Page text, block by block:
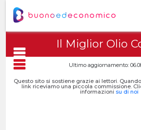
Il Miglior Olio
Ultimo aggiornamento:
Questo sito si sostiene grazie ai lettori.
link riceviamo una piccola commissione.
informazioni su di noi